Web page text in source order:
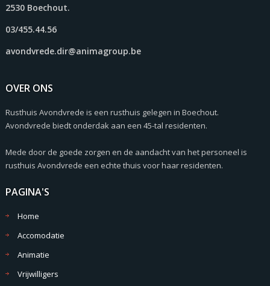
2530 Boechout.
03/455.44.56
avondvrede.dir@animagroup.be
OVER ONS
Rusthuis Avondvrede is een rusthuis gelegen in Boechout.
Avondvrede biedt onderdak aan een 45-tal residenten.
Mede door de goede zorgen en de aandacht van het personeel is
rusthuis Avondvrede een echte thuis voor haar residenten.
PAGINA'S
Home
Accomodatie
Animatie
Vrijwilligers